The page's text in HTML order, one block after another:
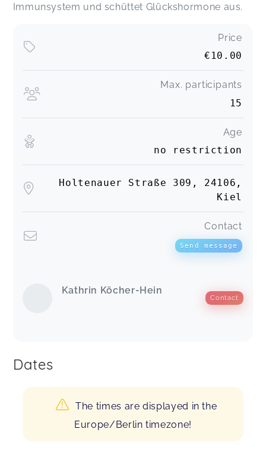
Immunsystem und schüttet Glückshormone aus.
Price
€10.00
Max. participants
15
Age
no restriction
Holtenauer Straße 309, 24106,
Kiel
Contact
Send message
Kathrin Köcher-Hein
Contact
Dates
The times are displayed in the
Europe/Berlin timezone!